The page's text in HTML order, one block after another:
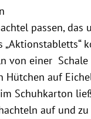
passen, das
von einer Schale
auf
Schuhkarton
auf und